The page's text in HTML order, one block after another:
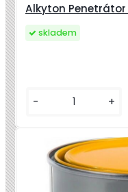
Alkyton Penetrátor
skladem
- +